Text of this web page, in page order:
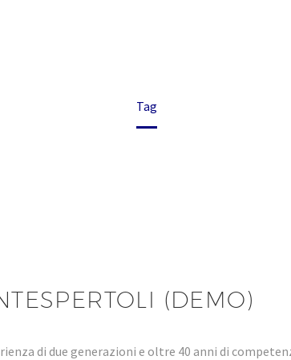
Tag
(DEMO)
di due generazioni e oltre 40 anni di